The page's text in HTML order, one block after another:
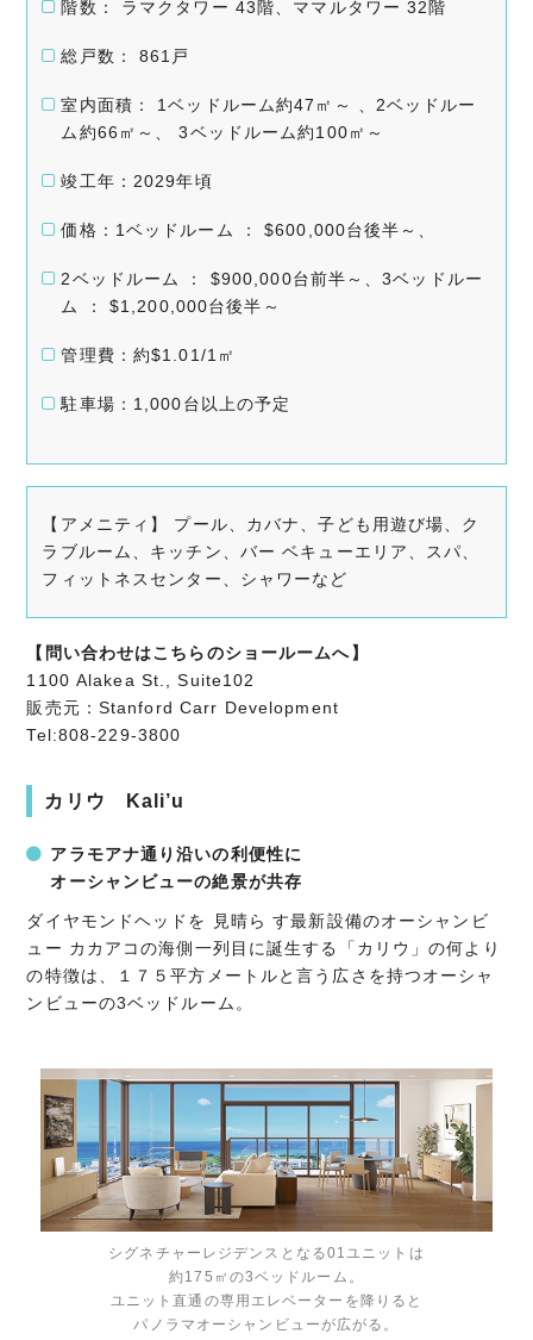
階数： ラマクタワー 43階、ママルタワー 32階
総戸数： 861戸
室内面積： 1ベッドルーム約47㎡～ 、2ベッドルー
ム約66㎡～、 3ベッドルーム約100㎡～
竣工年：2029年頃
価格：1ベッドルーム ： $600,000台後半～、
2ベッドルーム ： $900,000台前半～、3ベッドルー
ム ： $1,200,000台後半～
管理費：約$1.01/1㎡
駐車場：1,000台以上の予定
【アメニティ】 プール、カバナ、子ども用遊び場、ク
ラブルーム、キッチン、バー ベキューエリア、スパ、
フィットネスセンター、シャワーなど
【問い合わせはこちらのショールームへ】
1100 Alakea St., Suite102
販売元：Stanford Carr Development
Tel:808-229-3800
カリウ Kali’u
アラモアナ通り沿いの利便性に
オーシャンビューの絶景が共存
ダイヤモンドヘッドを 見晴ら す最新設備のオーシャンビ
ュー カカアコの海側一列目に誕生する「カリウ」の何より
の特徴は、１７５平方メートルと言う広さを持つオーシャ
ンビューの3ベッドルーム。
シグネチャーレジデンスとなる01ユニットは
約175㎡の3ベッドルーム。
ユニット直通の専用エレベーターを降りると
パノラマオーシャンビューが広がる。